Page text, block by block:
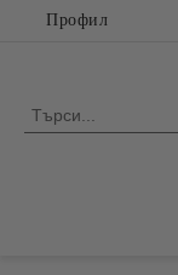
Профил